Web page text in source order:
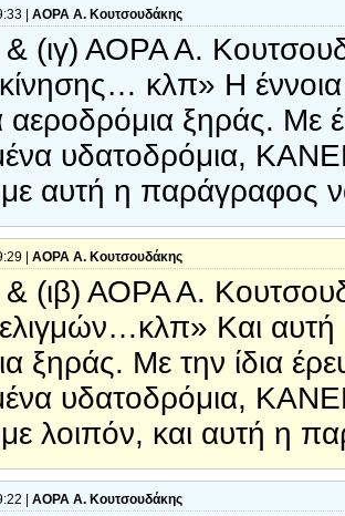
| ΑΟΡΑ Α. Κουτσουδάκης
(ιγ) ΑΟΡΑ Α.
κλπ» Η
αεροδρόμια ξηράς. Με
υδατοδρόμια,
αυτή η παράγραφος
| ΑΟΡΑ Α. Κουτσουδάκης
(ιβ) ΑΟΡΑ Α.
Και αυτή
ξηράς. Με την ίδια
υδατοδρόμια,
λοιπόν, και αυτή η
| ΑΟΡΑ Α. Κουτσουδάκης